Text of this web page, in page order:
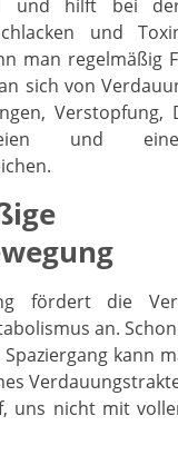
und hilft bei
und
man regelmäßig
sich von
Verstopfung,
und
fördert die
an.
kann
uns nicht mit